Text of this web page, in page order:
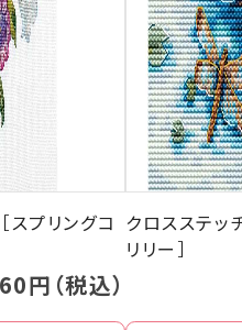
スプリングコ
円（税込）
クロスステッ
リリー］